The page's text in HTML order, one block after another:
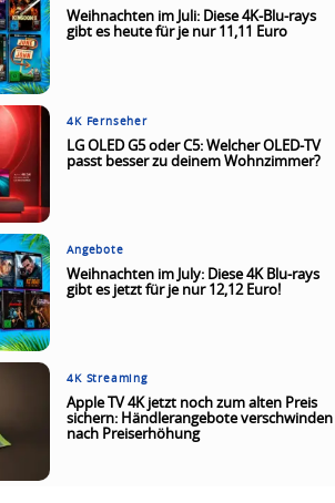
Weihnachten im Juli: Diese 4K-Blu-rays
gibt es heute für je nur 11,11 Euro
4K Fernseher
LG OLED G5 oder C5: Welcher OLED-TV
passt besser zu deinem Wohnzimmer?
Angebote
Weihnachten im July: Diese 4K Blu-rays
gibt es jetzt für je nur 12,12 Euro!
4K Streaming
Apple TV 4K jetzt noch zum alten Preis
sichern: Händlerangebote verschwinden
nach Preiserhöhung